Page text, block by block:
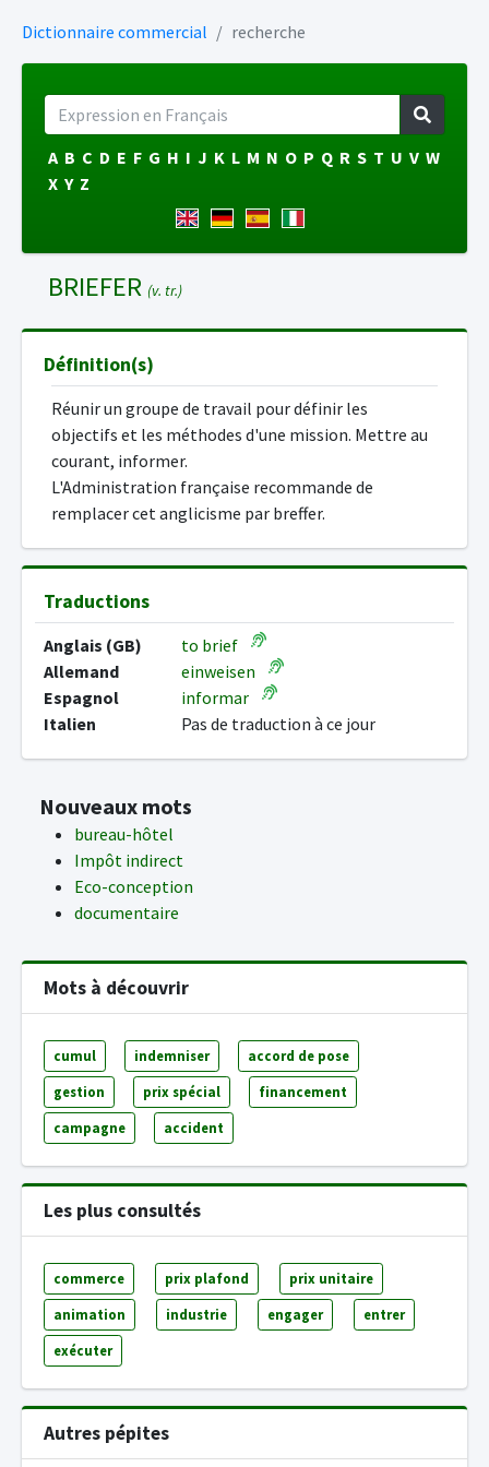
Dictionnaire commercial recherche
A B C D E F G H I J K L M N O P Q R S T U V W
X Y Z
BRIEFER (v. tr.)
Définition(s)
Réunir un groupe de travail pour définir les
objectifs et les méthodes d'une mission. Mettre au
courant, informer.
L'Administration française recommande de
remplacer cet anglicisme par breffer.
Traductions
Anglais (GB)
to brief
Allemand
einweisen
Espagnol
informar
Italien
Pas de traduction à ce jour
Nouveaux mots
bureau-hôtel
Impôt indirect
Eco-conception
documentaire
Mots à découvrir
cumul indemniser accord de pose
gestion prix spécial financement
campagne accident
Les plus consultés
commerce prix plafond prix unitaire
animation industrie engager entrer
exécuter
Autres pépites